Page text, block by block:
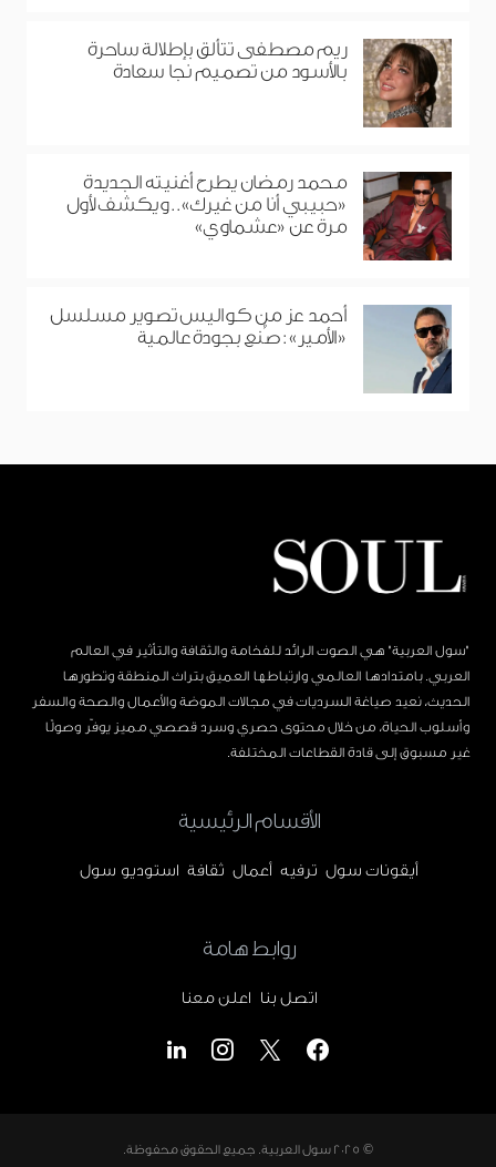
ريم مصطفى تتألق بإطلالة ساحرة
بالأسود من تصميم نجا سعادة
محمد رمضان يطرح أغنيته الجديدة
«حبيبي أنا من غيرك».. ويكشف لأول
مرة عن «عشماوي»
أحمد عز من كواليس تصوير مسلسل
«الأمير»: صُنع بجودة عالمية
"سول العربية" هي الصوت الرائد للفخامة والثقافة والتأثير في العالم
العربي. بامتدادها العالمي وارتباطها العميق بتراث المنطقة وتطورها
الحديث، نعيد صياغة السرديات في مجالات الموضة والأعمال والصحة والسفر
وأسلوب الحياة، من خلال محتوى حصري وسرد قصصي مميز يوفّر وصولًا
غير مسبوق إلى قادة القطاعات المختلفة.
الأقسام الرئيسية
أيقونات سول ترفيه أعمال ثقافة استوديو سول
روابط هامة
اتصل بنا اعلن معنا
© 2025 سول العربية. جميع الحقوق محفوظة.